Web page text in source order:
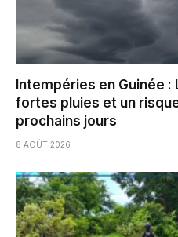
Intempéries en Guinée :
fortes pluies et un
prochains jours
8 AOÛT 2026